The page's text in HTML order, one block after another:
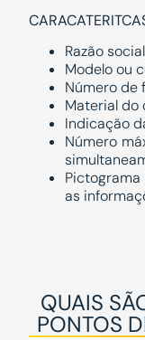
Razão
Modelo ou
Número de
Material do
Indicação
Número
as
QUAIS
PONTOS